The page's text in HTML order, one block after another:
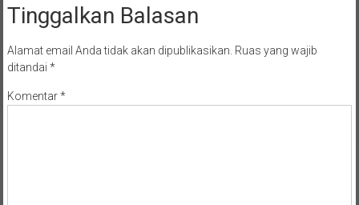
Tinggalkan Balasan
Alamat email Anda tidak akan dipublikasikan. Ruas yang wajib
ditandai *
Komentar*